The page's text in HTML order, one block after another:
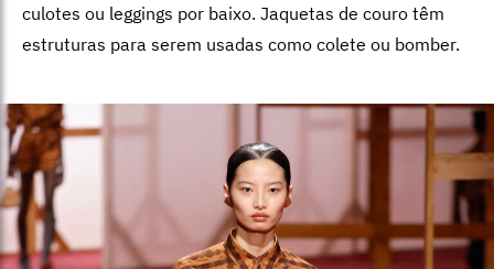
culotes ou leggings por baixo. Jaquetas de couro têm
estruturas para serem usadas como colete ou bomber.